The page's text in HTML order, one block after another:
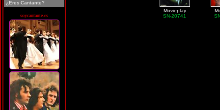
¿Eres Cantante?
soycantante.es
Movieplay
SN-20741